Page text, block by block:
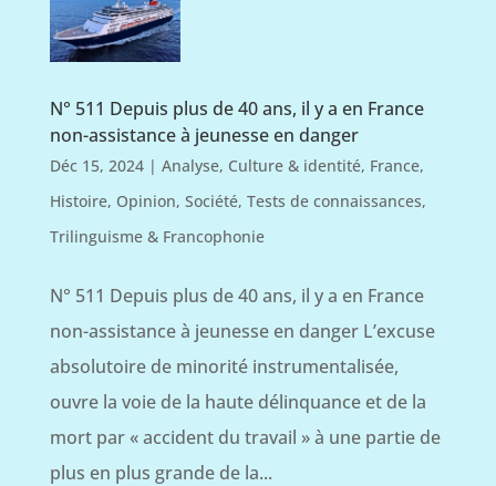
N° 511 Depuis plus de 40 ans, il y a en France
non-assistance à jeunesse en danger
Déc 15, 2024| Analyse, Culture & identité, France,
Histoire, Opinion, Société, Tests de connaissances,
Trilinguisme & Francophonie
N° 511 Depuis plus de 40 ans, il y a en France
non-assistance à jeunesse en danger L’excuse
absolutoire de minorité instrumentalisée,
ouvre la voie de la haute délinquance et de la
mort par « accident du travail » à une partie de
plus en plus grande de la...